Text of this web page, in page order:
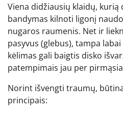
Viena didžiausių klaidų, kurią
bandymas kilnoti ligonį
nugaros raumenis. Net ir
pasyvus (glebus), tampa
kėlimas gali baigtis disko
patempimais jau per
Norint išvengti traumų,
principais: